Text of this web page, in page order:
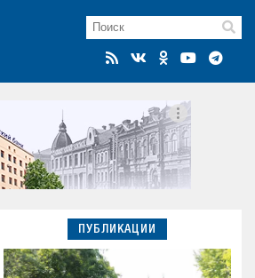
ПУБЛИКАЦИИ